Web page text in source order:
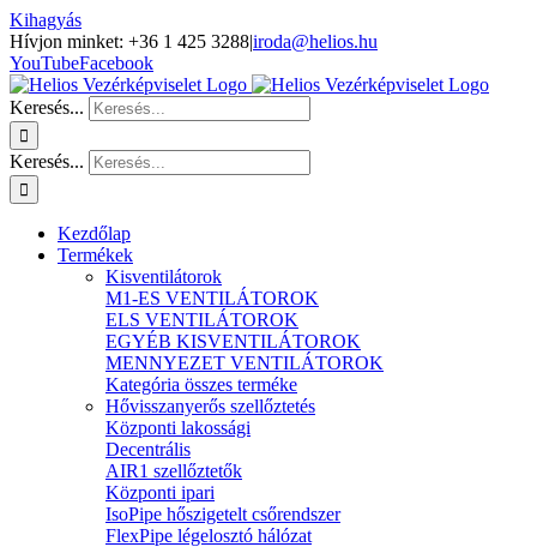
Kihagyás
Hívjon minket: +36 1 425 3288|iroda@helios.hu
YouTubeFacebook
Keresés...
Keresés...
Kezdőlap
Termékek
Kisventilátorok
M1-ES VENTILÁTOROK
ELS VENTILÁTOROK
EGYÉB KISVENTILÁTOROK
MENNYEZET VENTILÁTOROK
Kategória összes terméke
Hővisszanyerős szellőztetés
Központi lakossági
Decentrális
AIR1 szellőztetők
Központi ipari
IsoPipe hőszigetelt csőrendszer
FlexPipe légelosztó hálózat